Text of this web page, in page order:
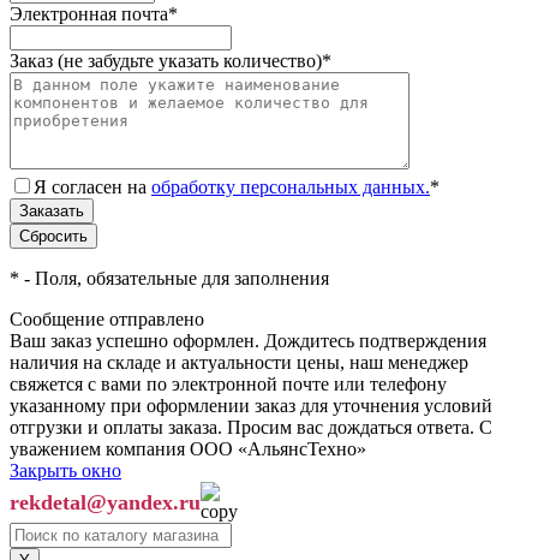
Электронная почта*
Заказ (не забудьте указать количество)*
Я согласен на обработку персональных данных.*
* - Поля, обязательные для заполнения
Сообщение отправлено
Ваш заказ успешно оформлен. Дождитесь подтверждения
наличия на складе и актуальности цены, наш менеджер
свяжется с вами по электронной почте или телефону
указанному при оформлении заказ для уточнения условий
отгрузки и оплаты заказа. Просим вас дождаться ответа. С
уважением компания ООО «АльянсТехно»
Закрыть окно
rekdetal@yandex.ru